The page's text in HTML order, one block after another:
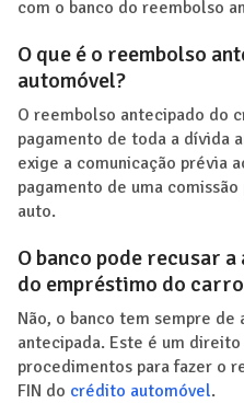
com o banco do reembolso
O que é o reembolso
automóvel?
O reembolso antecipado do
pagamento de toda a dívida
exige a comunicação prévia
pagamento de uma
auto.
O banco pode recusar
do empréstimo do
Não, o banco tem sempre
antecipada. Este é um
procedimentos para fazer o
FIN do crédito automóvel.